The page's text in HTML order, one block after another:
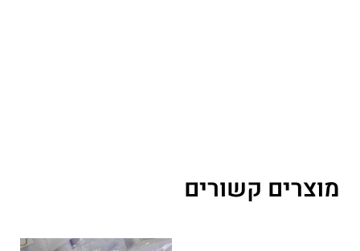
מוצרים קשורים